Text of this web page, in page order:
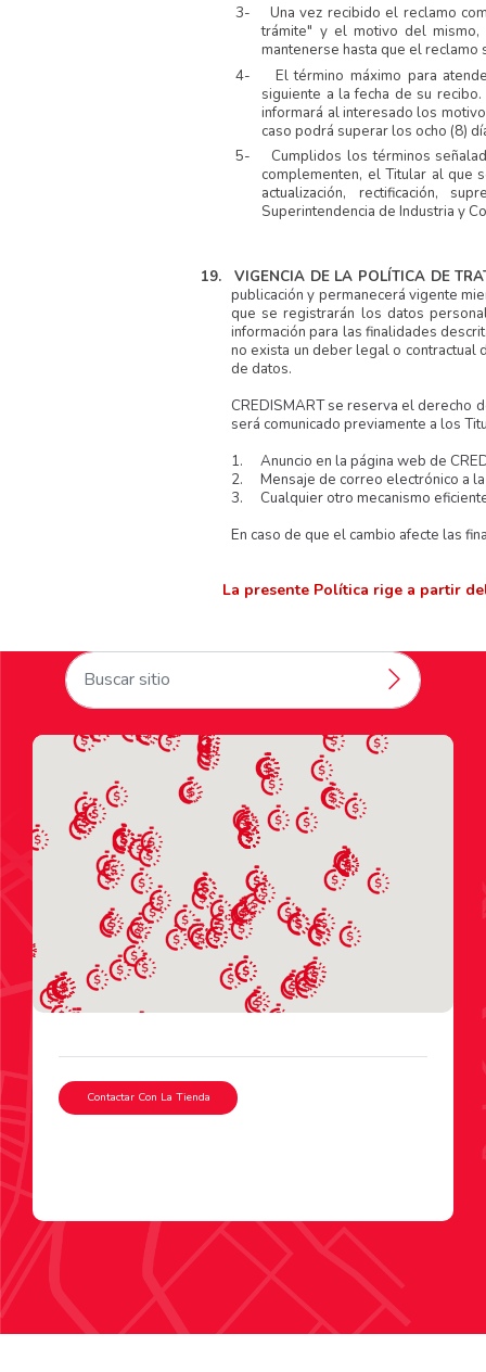
3-
Una vez recibido el reclamo
trámite" y el motivo del
mantenerse hasta que el reclamo
4-
El término máximo para
siguiente a la fecha de su
informará al interesado los
caso podrá superar los ocho (8)
5-
Cumplidos los términos
complementen, el Titular al que
actualización, rectificación,
Superintendencia de Industria y
19.
VIGENCIA DE LA POLÍTICA DE
publicación y permanecerá vigente
que se registrarán los datos
información para las finalidades
no exista un deber legal o contractual
de datos.
CREDISMART se reserva el derecho
será comunicado previamente a los
1.
Anuncio en la página web de
2.
Mensaje de correo electrónico a
3.
Cualquier otro mecanismo
En caso de que el cambio afecte las
La presente Política rige a partir
Contactar Con La Tienda